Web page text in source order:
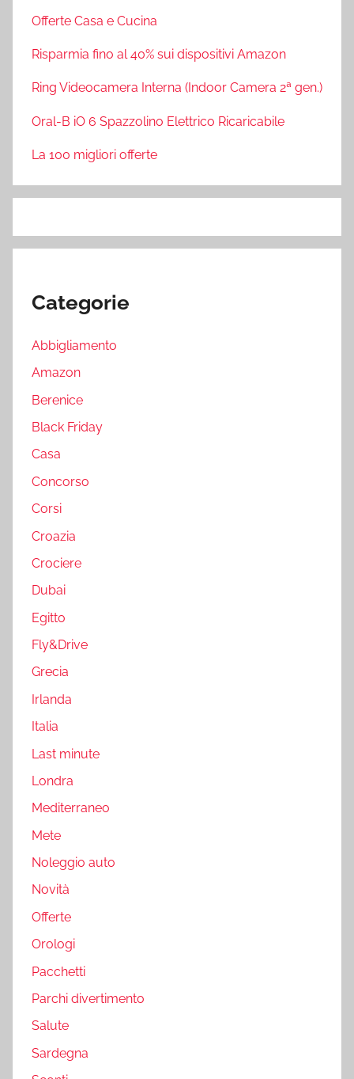
Offerte Casa e Cucina
Risparmia fino al 40% sui dispositivi Amazon
Ring Videocamera Interna (Indoor Camera 2ª gen.)
Oral-B iO 6 Spazzolino Elettrico Ricaricabile
La 100 migliori offerte
Categorie
Abbigliamento
Amazon
Berenice
Black Friday
Casa
Concorso
Corsi
Croazia
Crociere
Dubai
Egitto
Fly&Drive
Grecia
Irlanda
Italia
Last minute
Londra
Mediterraneo
Mete
Noleggio auto
Novità
Offerte
Orologi
Pacchetti
Parchi divertimento
Salute
Sardegna